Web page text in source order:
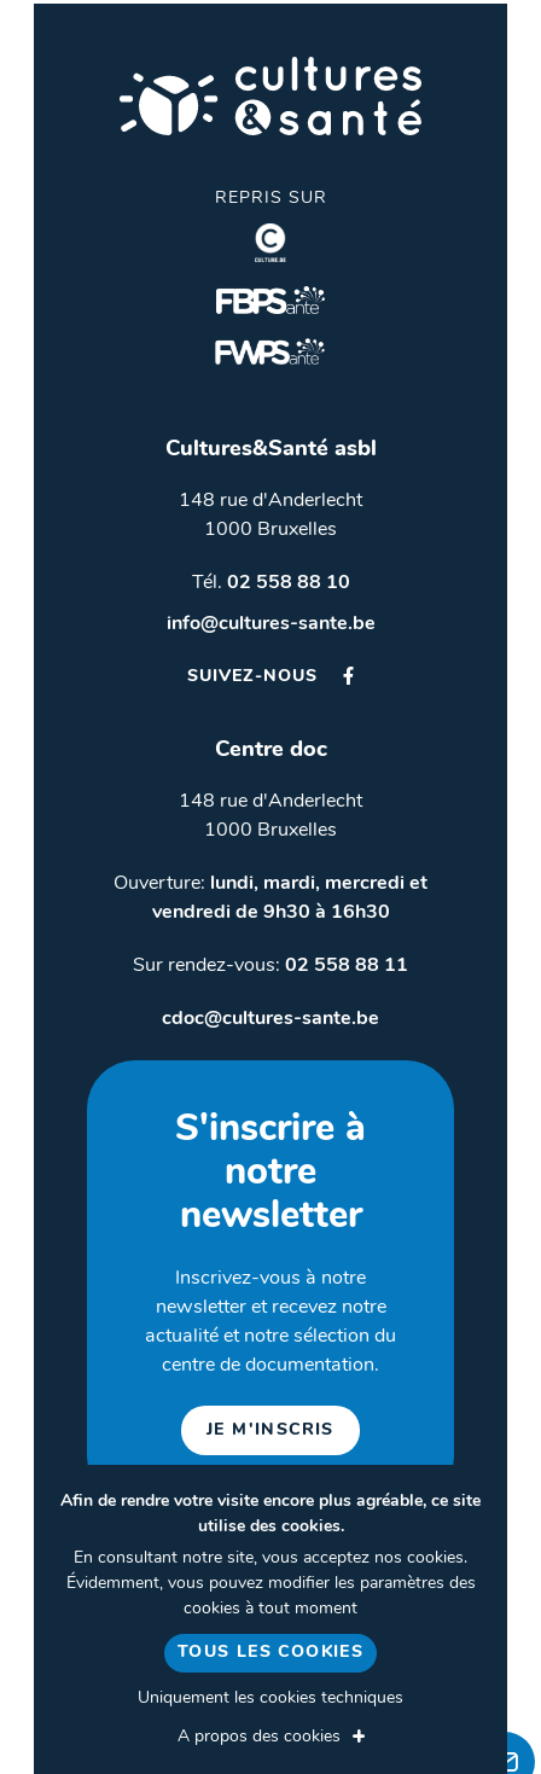
REPRIS SUR
Cultures&Santé asbl
148 rue d'Anderlecht
1000 Bruxelles
Tél. 02 558 88 10
info@cultures-sante.be
SUIVEZ-NOUS
Centre doc
148 rue d'Anderlecht
1000 Bruxelles
Ouverture: lundi, mardi, mercredi et
vendredi de 9h30 à 16h30
Sur rendez-vous: 02 558 88 11
cdoc@cultures-sante.be
S'inscrire à
notre
newsletter
Inscrivez-vous à notre
newsletter et recevez notre
actualité et notre sélection du
centre de documentation.
JE M'INSCRIS
Termes et conditions
Politique de confidentialité
Gestion des cookies
Afin de rendre votre visite encore plus agréable, ce site
utilise des cookies.
En consultant notre site, vous acceptez nos cookies.
Évidemment, vous pouvez modifier les paramètres des
cookies à tout moment
TOUS LES COOKIES
Uniquement les cookies techniques
A propos des cookies